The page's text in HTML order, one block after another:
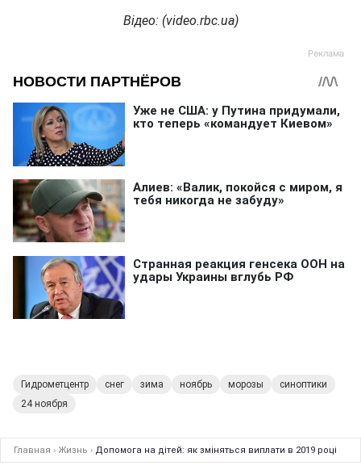
Відео: (video.rbc.ua)
Гидрометцентр снег зима ноябрь морозы
синоптики
24 ноября
Главная › Жизнь › Допомога на дітей: як зміняться виплати в 2019 році